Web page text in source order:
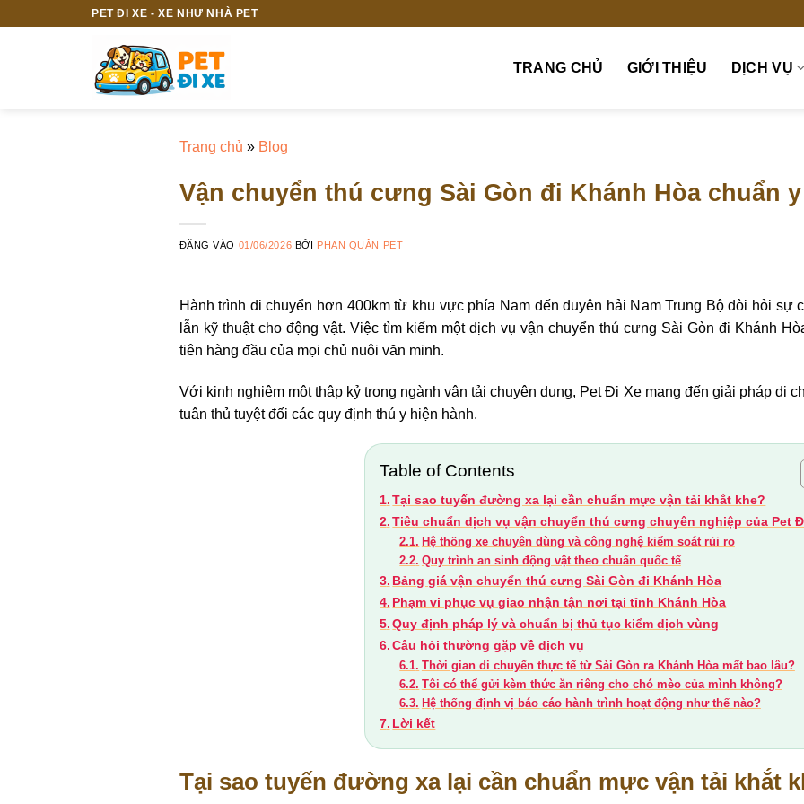
PET ĐI XE - XE NHƯ NHÀ PET
TRANG CHỦ GIỚI THIỆU DỊCH VỤ
Trang chủ » Blog
Vận chuyển thú cưng Sài Gòn đi Khánh Hòa chuẩn
ĐĂNG VÀO 01/06/2026 BỞI PHAN QUÂN PET
Hành trình di chuyển hơn 400km từ khu vực phía Nam đến duyên hải Nam Trung Bộ đòi hỏi sự
lẫn kỹ thuật cho động vật. Việc tìm kiếm một dịch vụ vận chuyển thú cưng Sài Gòn đi Khánh
tiên hàng đầu của mọi chủ nuôi văn minh.
Với kinh nghiệm một thập kỷ trong ngành vận tải chuyên dụng, Pet Đi Xe mang đến giải pháp di
tuân thủ tuyệt đối các quy định thú y hiện hành.
Table of Contents
Tại sao tuyến đường xa lại cần chuẩn mực vận tải khắt khe?
Tiêu chuẩn dịch vụ vận chuyển thú cưng chuyên nghiệp của Pet
Hệ thống xe chuyên dùng và công nghệ kiểm soát rủi ro
Quy trình an sinh động vật theo chuẩn quốc tế
Bảng giá vận chuyển thú cưng Sài Gòn đi Khánh Hòa
Phạm vi phục vụ giao nhận tận nơi tại tỉnh Khánh Hòa
Quy định pháp lý và chuẩn bị thủ tục kiểm dịch vùng
Câu hỏi thường gặp về dịch vụ
Thời gian di chuyển thực tế từ Sài Gòn ra Khánh Hòa mất bao lâu?
Tôi có thể gửi kèm thức ăn riêng cho chó mèo của mình không?
Hệ thống định vị báo cáo hành trình hoạt động như thế nào?
Lời kết
Tại sao tuyến đường xa lại cần chuẩn mực vận tải khắt